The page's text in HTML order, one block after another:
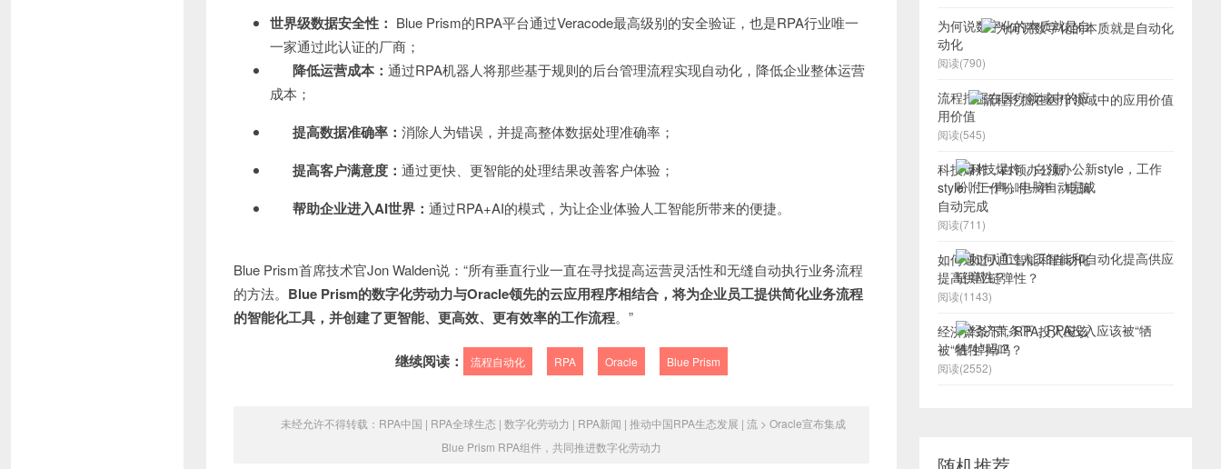
世界级数据安全性： Blue Prism的RPA平台通过Veracode最高级别的安全验证，也是RPA行业唯一
一家通过此认证的厂商；
降低运营成本： 通过RPA机器人将那些基于规则的后台管理流程实现自动化，降低企业整体运营
成本；
提高数据准确率： 消除人为错误，并提高整体数据处理准确率；
提高客户满意度： 通过更快、更智能的处理结果改善客户体验；
帮助企业进入AI世界： 通过RPA+AI的模式，为让企业体验人工智能所带来的便捷。
Blue Prism首席技术官Jon Walden说：“所有垂直行业一直在寻找提高运营灵活性和无缝自动执行业务流程
的方法。 Blue Prism的数字化劳动力与Oracle领先的云应用程序相结合，将为企业员工提供简化业务流程
的智能化工具，并创建了更智能、更高效、更有效率的工作流程。”
继续阅读： 流程自动化 RPA Oracle Blue Prism
未经允许不得转载： RPA中国 | RPA全球生态 | 数字化劳动力 | RPA新闻 | 推动中国RPA生态发展 | 流 > Oracle宣布集成
Blue Prism RPA组件，共同推进数字化劳动力
为何说数字化的本质就是自
动化
阅读(790)
流程挖掘在医疗领域中的应
用价值
阅读(545)
科技爆炸，白领办公新
style，工作吩咐一声，电脑
自动完成
阅读(711)
如何通过人工智能和自动化
提高供应链弹性？
阅读(1143)
经济萧条下，RPA投入应该
被“牺牲”掉吗？
阅读(2552)